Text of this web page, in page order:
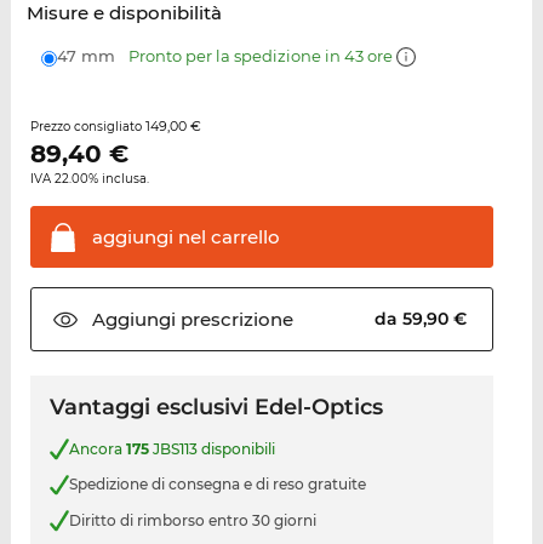
Misure e disponibilità
47 mm Pronto per la spedizione in 43 ore
Prezzo consigliato 149,00 €
89,40 €
IVA 22.00% inclusa.
aggiungi nel carrello
Aggiungi prescrizione da 59,90 €
Vantaggi esclusivi Edel-Optics
Ancora 175JBS113 disponibili
Spedizione di consegna e di reso gratuite
Diritto di rimborso entro 30 giorni